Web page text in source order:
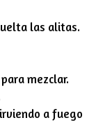
las alitas.
mezclar.
a fuego